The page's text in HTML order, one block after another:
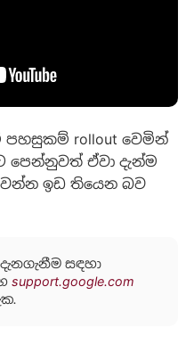
rollout වෙමින්
පෙන්නුවත් ඒවා දැන්ම
ඉඩ තියෙන බව
සඳහා
support.google.com